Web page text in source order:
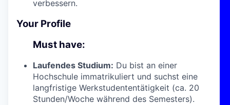
verbessern.
Your Profile
Must have:
Laufendes Studium: Du bist an einer
Hochschule immatrikuliert und suchst eine
langfristige Werkstudententätigkeit (ca. 20
Stunden/Woche während des Semesters).